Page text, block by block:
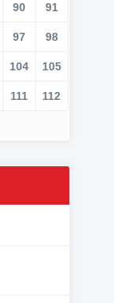
90 91
97 98
104 105
111 112